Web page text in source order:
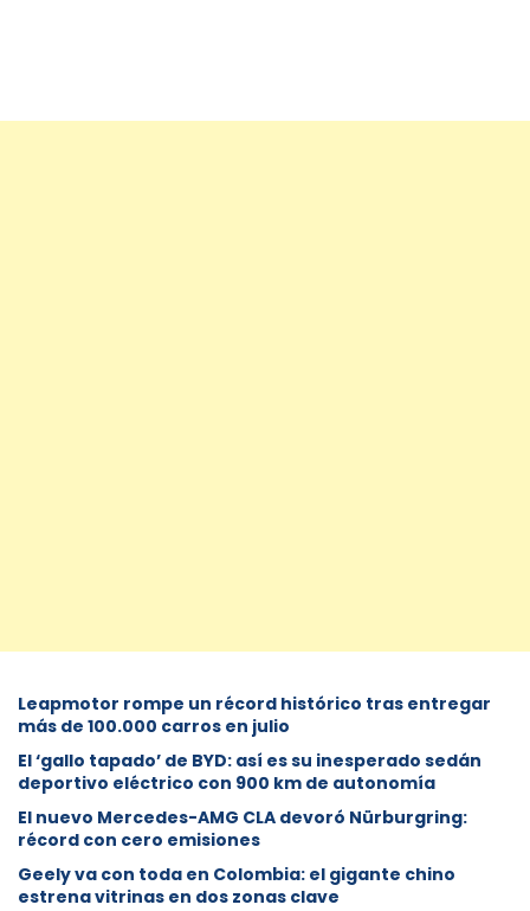
Leapmotor rompe un récord histórico tras entregar
más de 100.000 carros en julio
El ‘gallo tapado’ de BYD: así es su inesperado sedán
deportivo eléctrico con 900 km de autonomía
El nuevo Mercedes-AMG CLA devoró Nürburgring:
récord con cero emisiones
Geely va con toda en Colombia: el gigante chino
estrena vitrinas en dos zonas clave